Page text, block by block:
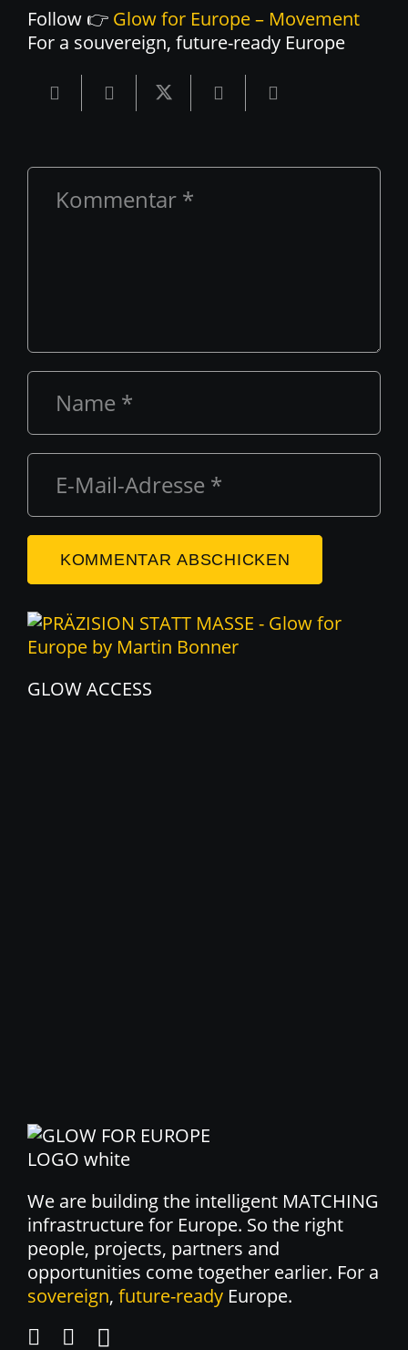
Follow 👉 Glow for Europe – Movement
For a souvereign, future-ready Europe
KOMMENTAR ABSCHICKEN
GLOW ACCESS
We are building the intelligent MATCHING
infrastructure for Europe. So the right
people, projects, partners and
opportunities come together earlier. For a
sovereign, future-ready Europe.